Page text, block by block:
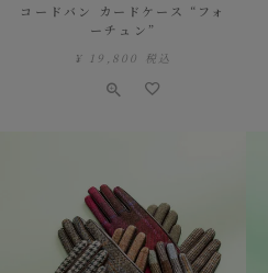
コードバン カードケース “フォ
ーチュン”
¥ 19,800 税込